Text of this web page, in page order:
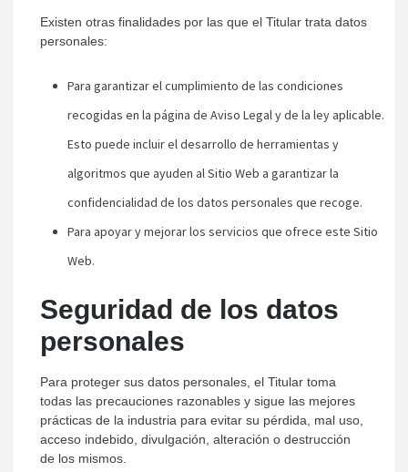
Existen otras finalidades por las que el Titular trata datos
personales:
Para garantizar el cumplimiento de las condiciones
recogidas en la página de Aviso Legal y de la ley aplicable.
Esto puede incluir el desarrollo de herramientas y
algoritmos que ayuden al Sitio Web a garantizar la
confidencialidad de los datos personales que recoge.
Para apoyar y mejorar los servicios que ofrece este Sitio
Web.
Seguridad de los datos
personales
Para proteger sus datos personales, el Titular toma
todas las precauciones razonables y sigue las mejores
prácticas de la industria para evitar su pérdida, mal uso,
acceso indebido, divulgación, alteración o destrucción
de los mismos.